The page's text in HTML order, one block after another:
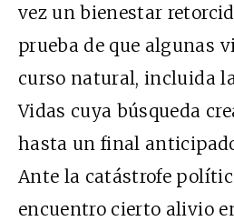
vez un bienestar
prueba de que algunas
curso natural, incluida
Vidas cuya búsqueda
hasta un final
Ante la catástrofe
encuentro cierto alivio